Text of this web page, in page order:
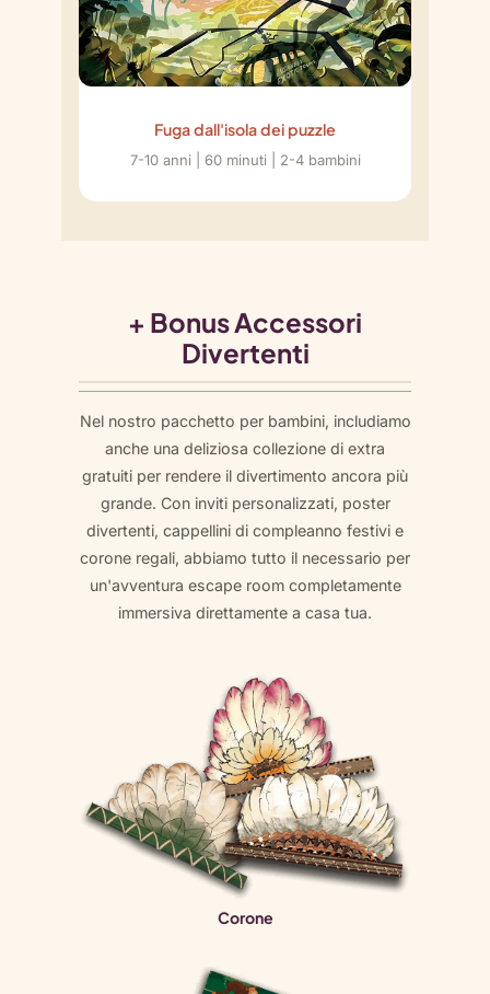
Fuga dall'isola dei puzzle
7-10 anni | 60 minuti | 2-4 bambini
+ Bonus Accessori
Divertenti
Nel nostro pacchetto per bambini, includiamo
anche una deliziosa collezione di extra
gratuiti per rendere il divertimento ancora più
grande. Con inviti personalizzati, poster
divertenti, cappellini di compleanno festivi e
corone regali, abbiamo tutto il necessario per
un'avventura escape room completamente
immersiva direttamente a casa tua.
Corone